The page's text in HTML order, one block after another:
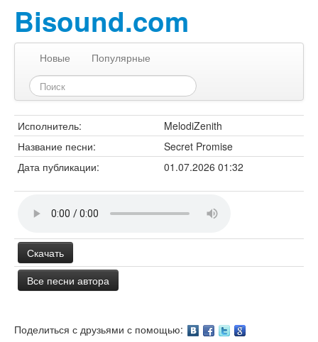
Bisound.com
Новые Популярные
Исполнитель:
MelodiZenith
Название песни:
Secret Promise
Дата публикации:
01.07.2026 01:32
Скачать
Все песни автора
Поделиться с друзьями с помощью: